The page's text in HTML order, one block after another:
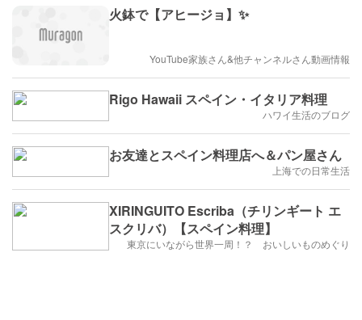
火鉢で【アヒージョ】✨
YouTube家族さん&他チャンネルさん動画情報
Rigo Hawaii スペイン・イタリア料理
ハワイ生活のブログ
お友達とスペイン料理店へ＆パン屋さん
上海での日常生活
XIRINGUITO Escriba（チリンギート エ
スクリバ）【スペイン料理】
東京にいながら世界一周！？ おいしいものめぐり